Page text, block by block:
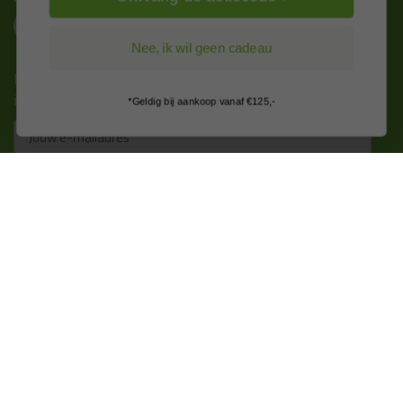
Nieuws, tips en exclusieve deals rechtstreeks in je
inbox
Email
Nee, ik wil geen cadeau
*Geldig bij aankoop vanaf €125,-